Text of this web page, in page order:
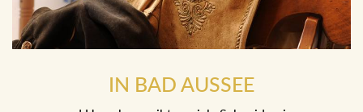
IN BAD AUSSEE